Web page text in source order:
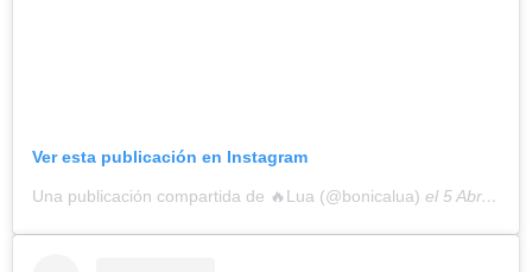
Ver esta publicación en Instagram
Una publicación compartida de 🔥Lua (@bonicalua) el 5 Abr, 2018 a las 5:10 PDT